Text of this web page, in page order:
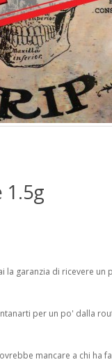
1.5g
la garanzia di ricevere
per un po' dalla
mancare a chi ha